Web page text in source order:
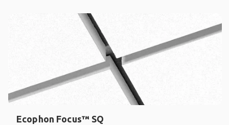
Ecophon Focus™ SQ